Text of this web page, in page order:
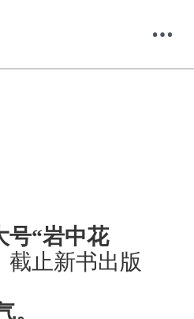
号“岩中花
截止新书出版